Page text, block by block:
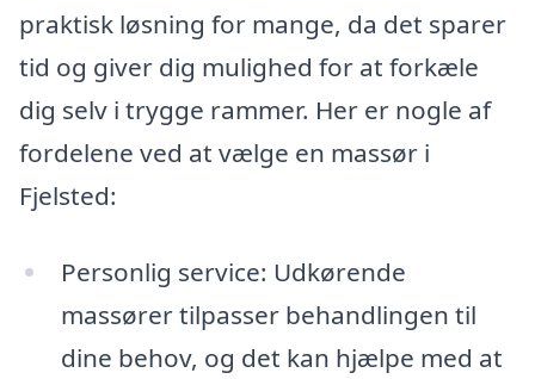
praktisk løsning for mange, da det sparer
tid og giver dig mulighed for at forkæle
dig selv i trygge rammer. Her er nogle af
fordelene ved at vælge en massør i
Fjelsted:
Personlig service: Udkørende
massører tilpasser behandlingen til
dine behov, og det kan hjælpe med at